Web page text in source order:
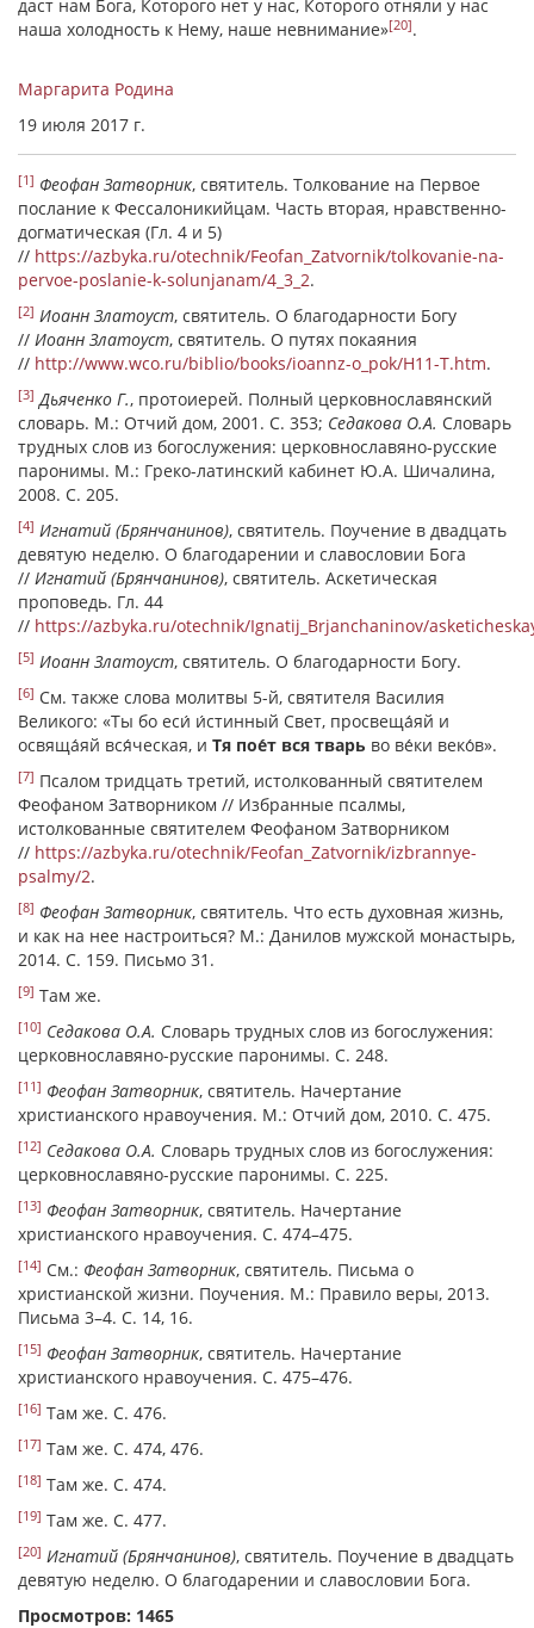
даст нам Бога, Которого нет у нас, Которого отняли у нас
наша холодность к Нему, наше невнимание»[20].
Маргарита Родина
19 июля 2017 г.
[1] Феофан Затворник, святитель. Толкование на Первое
послание к Фессалоникийцам. Часть вторая, нравственно-
догматическая (Гл. 4 и 5)
// https://azbyka.ru/otechnik/Feofan_Zatvornik/tolkovanie-na-
pervoe-poslanie-k-solunjanam/4_3_2.
[2] Иоанн Златоуст, святитель. О благодарности Богу
// Иоанн Златоуст, святитель. О путях покаяния
// http://www.wco.ru/biblio/books/ioannz-o_pok/H11-T.htm.
[3] Дьяченко Г., протоиерей. Полный церковнославянский
словарь. М.: Отчий дом, 2001. С. 353; Седакова О.А. Словарь
трудных слов из богослужения: церковнославяно-русские
паронимы. М.: Греко-латинский кабинет Ю.А. Шичалина,
2008. С. 205.
[4] Игнатий (Брянчанинов), святитель. Поучение в двадцать
девятую неделю. О благодарении и славословии Бога
// Игнатий (Брянчанинов), святитель. Аскетическая
проповедь. Гл. 44
// https://azbyka.ru/otechnik/Ignatij_Brjanchaninov/
[5] Иоанн Златоуст, святитель. О благодарности Богу.
[6] См. также слова молитвы 5-й, святителя Василия
Великого: «Ты бо еси́ и́стинный Свет, просвеща́яй и
освяща́яй вся́ческая, и Тя пое́т вся тварь во ве́ки веко́в».
[7] Псалом тридцать третий, истолкованный святителем
Феофаном Затворником // Избранные псалмы,
истолкованные святителем Феофаном Затворником
// https://azbyka.ru/otechnik/Feofan_Zatvornik/izbrannye-
psalmy/2.
[8] Феофан Затворник, святитель. Что есть духовная жизнь,
и как на нее настроиться? М.: Данилов мужской монастырь,
2014. С. 159. Письмо 31.
[9] Там же.
[10] Седакова О.А. Словарь трудных слов из богослужения:
церковнославяно-русские паронимы. С. 248.
[11] Феофан Затворник, святитель. Начертание
христианского нравоучения. М.: Отчий дом, 2010. С. 475.
[12] Седакова О.А. Словарь трудных слов из богослужения:
церковнославяно-русские паронимы. С. 225.
[13] Феофан Затворник, святитель. Начертание
христианского нравоучения. С. 474–475.
[14] См.: Феофан Затворник, святитель. Письма о
христианской жизни. Поучения. М.: Правило веры, 2013.
Письма 3–4. С. 14, 16.
[15] Феофан Затворник, святитель. Начертание
христианского нравоучения. С. 475–476.
[16] Там же. С. 476.
[17] Там же. С. 474, 476.
[18] Там же. С. 474.
[19] Там же. С. 477.
[20] Игнатий (Брянчанинов), святитель. Поучение в двадцать
девятую неделю. О благодарении и славословии Бога.
Просмотров: 1465